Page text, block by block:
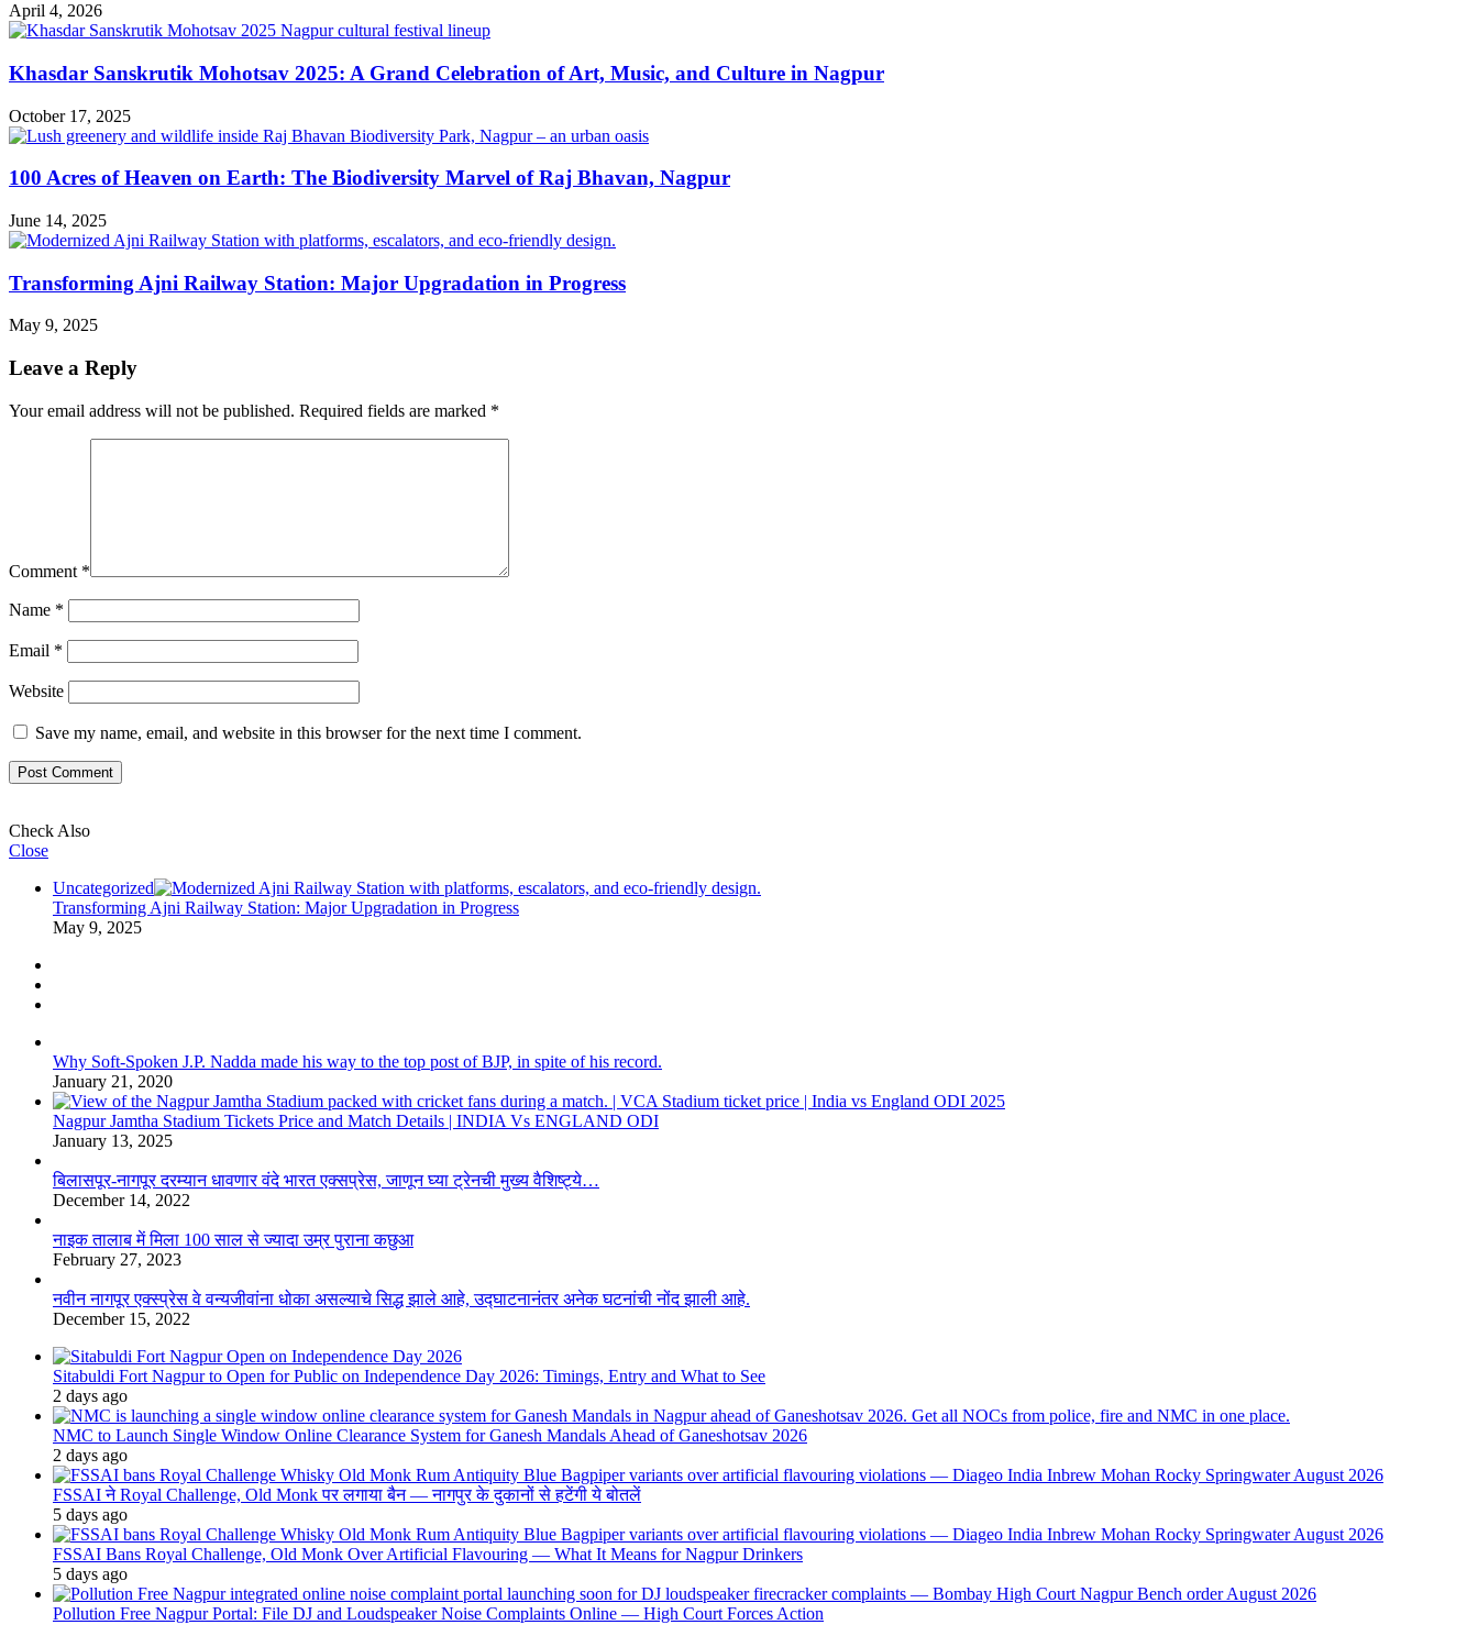
April 4, 2026
Khasdar Sanskrutik Mohotsav 2025: A Grand Celebration of Art, Music, and Culture in Nagpur
October 17, 2025
100 Acres of Heaven on Earth: The Biodiversity Marvel of Raj Bhavan, Nagpur
June 14, 2025
Transforming Ajni Railway Station: Major Upgradation in Progress
May 9, 2025
Leave a Reply
Your email address will not be published. Required fields are marked *
Comment *
Name *
Email *
Website
Save my name, email, and website in this browser for the next time I comment.
Check Also
Close
Uncategorized
Transforming Ajni Railway Station: Major Upgradation in Progress
May 9, 2025
Why Soft-Spoken J.P. Nadda made his way to the top post of BJP, in spite of his record.
January 21, 2020
Nagpur Jamtha Stadium Tickets Price and Match Details | INDIA Vs ENGLAND ODI
January 13, 2025
बिलासपूर-नागपूर दरम्यान धावणार वंदे भारत एक्सप्रेस, जाणून घ्या ट्रेनची मुख्य वैशिष्ट्ये…
December 14, 2022
नाइक तालाब में मिला 100 साल से ज्यादा उम्र पुराना कछुआ
February 27, 2023
नवीन नागपूर एक्स्प्रेस वे वन्यजीवांना धोका असल्याचे सिद्ध झाले आहे, उद्घाटनानंतर अनेक घटनांची नोंद झाली आहे.
December 15, 2022
Sitabuldi Fort Nagpur to Open for Public on Independence Day 2026: Timings, Entry and What to See
2 days ago
NMC to Launch Single Window Online Clearance System for Ganesh Mandals Ahead of Ganeshotsav 2026
2 days ago
FSSAI ने Royal Challenge, Old Monk पर लगाया बैन — नागपुर के दुकानों से हटेंगी ये बोतलें
5 days ago
FSSAI Bans Royal Challenge, Old Monk Over Artificial Flavouring — What It Means for Nagpur Drinkers
5 days ago
Pollution Free Nagpur Portal: File DJ and Loudspeaker Noise Complaints Online — High Court Forces Action